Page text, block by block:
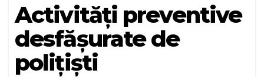
Activități preventive
desfășurate de
polițiști